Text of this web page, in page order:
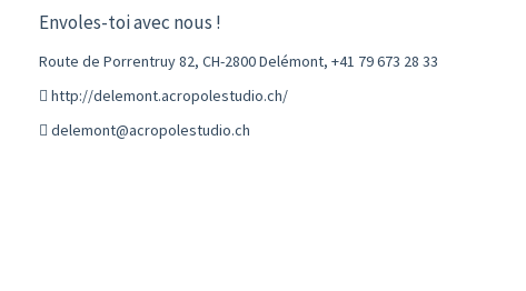
Envoles-toi avec nous !
Route de Porrentruy 82, CH-2800 Delémont, +41 79 673 28 33
http://delemont.acropolestudio.ch/
delemont@acropolestudio.ch